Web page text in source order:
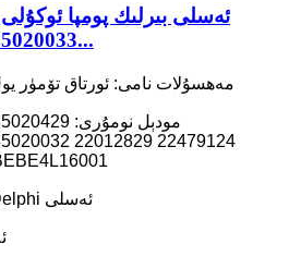
85020033 2247912...
مەھسۇلات نامى: ئورتاق تۆمۈر
BEBE4L16001
ماركىسى: Delphi ئەسلى